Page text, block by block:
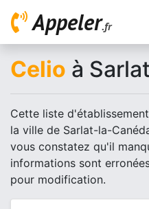
Appeler.fr
Celio à
Cette liste
la ville de Sarlat-la-
vous constatez qu'il
informations sont
pour modification.